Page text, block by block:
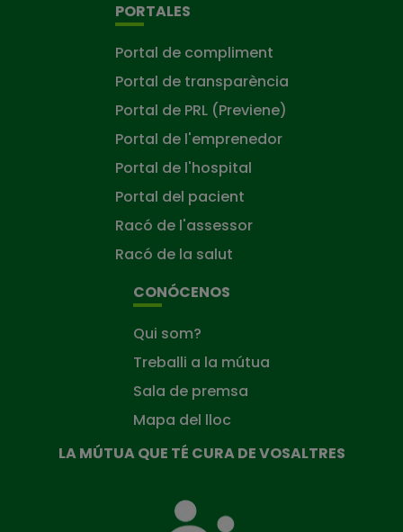
PORTALES
Portal de compliment
Portal de transparència
Portal de PRL (Previene)
Portal de l'emprenedor
Portal de l'hospital
Portal del pacient
Racó de l'assessor
Racó de la salut
CONÓCENOS
Qui som?
Treballi a la mútua
Sala de premsa
Mapa del lloc
LA MÚTUA QUE TÉ CURA DE VOSALTRES
Mútua